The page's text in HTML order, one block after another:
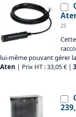
25
lui-même pouvant gérer
Aten | Prix HT : 33,05 € |